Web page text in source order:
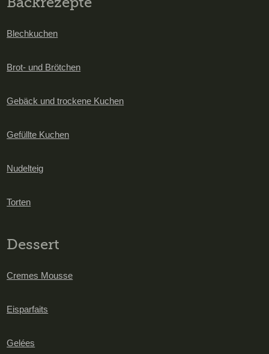
Blechkuchen
Brot- und Brötchen
Gebäck und trockene Kuchen
Gefüllte Kuchen
Nudelteig
Torten
Dessert
Cremes Mousse
Eisparfaits
Gelées